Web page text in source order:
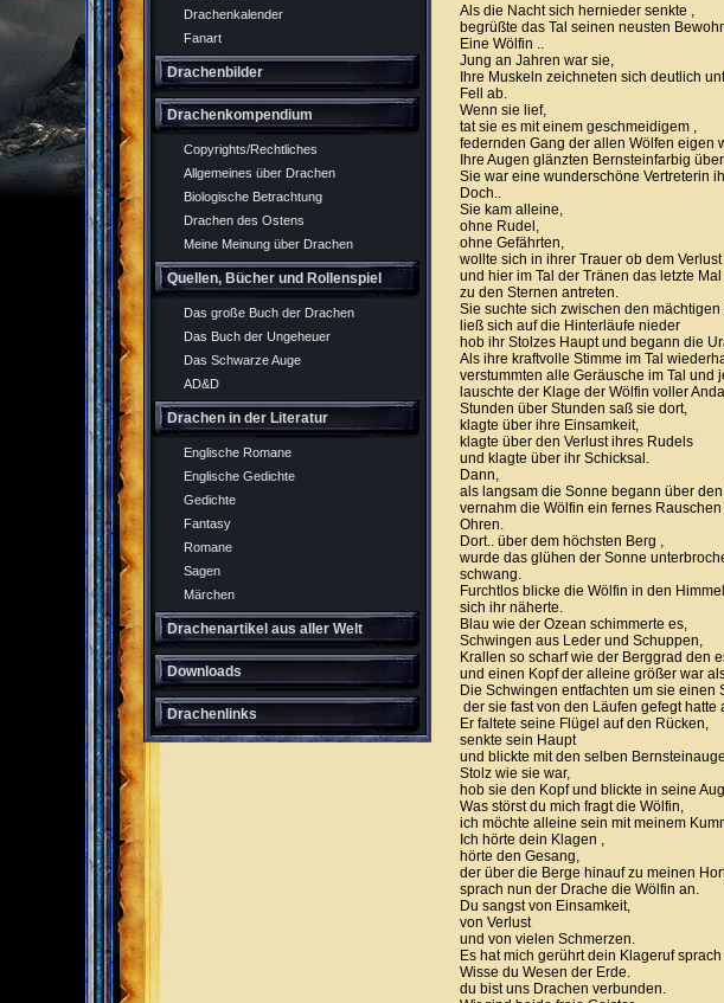
Drachenkalender
Fanart
Drachenbilder
Drachenkompendium
Copyrights/Rechtliches
Allgemeines über Drachen
Biologische Betrachtung
Drachen des Ostens
Meine Meinung über Drachen
Quellen, Bücher und Rollenspiel
Das große Buch der Drachen
Das Buch der Ungeheuer
Das Schwarze Auge
AD&D
Drachen in der Literatur
Englische Romane
Englische Gedichte
Gedichte
Fantasy
Romane
Sagen
Märchen
Drachenartikel aus aller Welt
Downloads
Drachenlinks
Als die Nacht sich hernieder senkte ,
begrüßte das Tal seinen neusten
Eine Wölfin ..
Jung an Jahren war sie,
Ihre Muskeln zeichneten sich deutlich
Fell ab.
Wenn sie lief,
tat sie es mit einem geschmeidigem ,
federnden Gang der allen Wölfen eigen
Ihre Augen glänzten Bernsteinfarbig
Sie war eine wunderschöne Vertreterin
Doch..
Sie kam alleine,
ohne Rudel,
ohne Gefährten,
wollte sich in ihrer Trauer ob dem
und hier im Tal der Tränen das letzte
zu den Sternen antreten.
Sie suchte sich zwischen den
ließ sich auf die Hinterläufe nieder
hob ihr Stolzes Haupt und begann die
Als ihre kraftvolle Stimme im Tal
verstummten alle Geräusche im Tal und
lauschte der Klage der Wölfin voller
Stunden über Stunden saß sie dort,
klagte über ihre Einsamkeit,
klagte über den Verlust ihres Rudels
und klagte über ihr Schicksal.
Dann,
als langsam die Sonne begann über
vernahm die Wölfin ein fernes
Ohren.
Dort.. über dem höchsten Berg ,
wurde das glühen der Sonne
schwang.
Furchtlos blicke die Wölfin in den
sich ihr näherte.
Blau wie der Ozean schimmerte es,
Schwingen aus Leder und Schuppen,
Krallen so scharf wie der Berggrad den
und einen Kopf der alleine größer war
Die Schwingen entfachten um sie einen
der sie fast von den Läufen gefegt hatte
Er faltete seine Flügel auf den Rücken,
senkte sein Haupt
und blickte mit den selben
Stolz wie sie war,
hob sie den Kopf und blickte in seine
Was störst du mich fragt die Wölfin,
ich möchte alleine sein mit meinem
Ich hörte dein Klagen ,
hörte den Gesang,
der über die Berge hinauf zu meinen
sprach nun der Drache die Wölfin an.
Du sangst von Einsamkeit,
von Verlust
und von vielen Schmerzen.
Es hat mich gerührt dein Klageruf
Wisse du Wesen der Erde.
du bist uns Drachen verbunden.